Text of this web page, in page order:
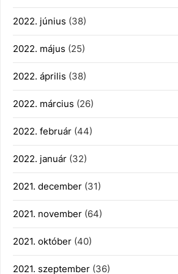
2022. június (38)
2022. május (25)
2022. április (38)
2022. március (26)
2022. február (44)
2022. január (32)
2021. december (31)
2021. november (64)
2021. október (40)
2021. szeptember (36)